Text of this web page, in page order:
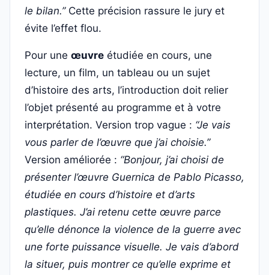
le bilan.”Cette précision rassure le jury et
évite l’effet flou.
Pour une œuvre étudiée en cours, une
lecture, un film, un tableau ou un sujet
d’histoire des arts, l’introduction doit relier
l’objet présenté au programme et à votre
interprétation. Version trop vague : “Je vais
vous parler de l’œuvre que j’ai choisie.”
Version améliorée : “Bonjour, j’ai choisi de
présenter l’œuvre Guernica de Pablo Picasso,
étudiée en cours d’histoire et d’arts
plastiques. J’ai retenu cette œuvre parce
qu’elle dénonce la violence de la guerre avec
une forte puissance visuelle. Je vais d’abord
la situer, puis montrer ce qu’elle exprime et